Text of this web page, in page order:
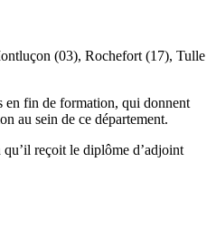
(03), Rochefort (17), Tulle
en fin de formation, qui donnent
au sein de ce département.
qu’il reçoit le diplôme d’adjoint